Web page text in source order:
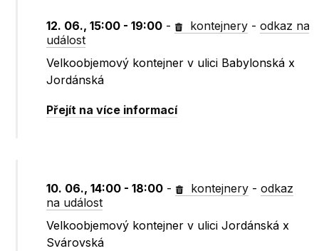
12. 06., 15:00 - 19:00 - kontejnery -odkaz na
událost
Velkoobjemový kontejner v ulici Babylonská x
Jordánská
Přejít na více informací
10. 06., 14:00 - 18:00 - kontejnery -odkaz
na událost
Velkoobjemový kontejner v ulici Jordánská x
Svárovská